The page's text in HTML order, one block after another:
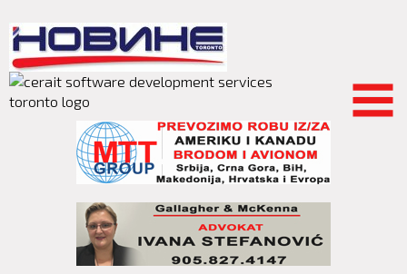
main
content